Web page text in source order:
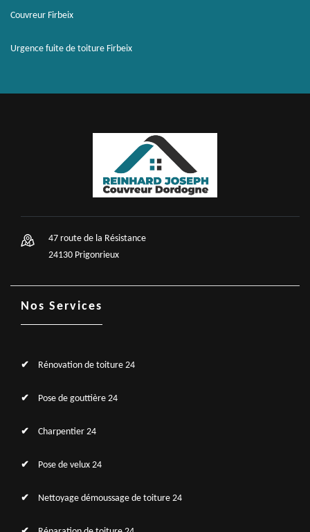
Couvreur Firbeix
Urgence fuite de toiture Firbeix
47 route de la Résistance
24130 Prigonrieux
Nos Services
Rénovation de toiture 24
Pose de gouttière 24
Charpentier 24
Pose de velux 24
Nettoyage démoussage de toiture 24